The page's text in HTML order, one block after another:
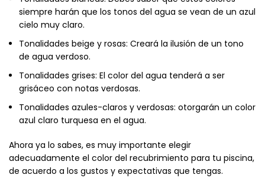
siempre harán que los tonos del agua se vean de un azul
cielo muy claro.
Tonalidades beige y rosas: Creará la ilusión de un tono
de agua verdoso.
Tonalidades grises: El color del agua tenderá a ser
grisáceo con notas verdosas.
Tonalidades azules-claros y verdosas: otorgarán un color
azul claro turquesa en el agua.
Ahora ya lo sabes, es muy importante elegir
adecuadamente el color del recubrimiento para tu piscina,
de acuerdo a los gustos y expectativas que tengas.